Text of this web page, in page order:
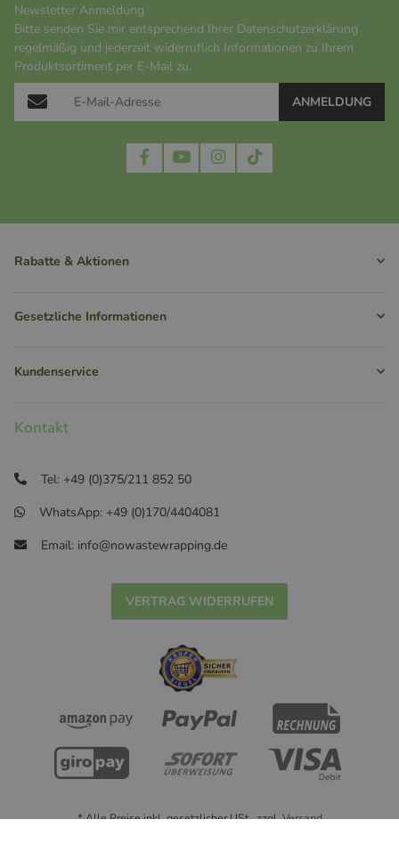
Newsletter Anmeldung
Bitte senden Sie mir entsprechend Ihrer Datenschutzerklärung
regelmäßig und jederzeit widerruflich Informationen zu Ihrem
Produktsortiment per E-Mail zu.
ANMELDUNG
Rabatte & Aktionen
Gesetzliche Informationen
Kundenservice
Kontakt
Tel: +49 (0)375/211 852 50
WhatsApp: +49 (0)170/4404081
Email: info@nowastewrapping.de
VERTRAG WIDERRUFEN
* Alle Preise inkl. gesetzlicher USt., zzgl.Versand